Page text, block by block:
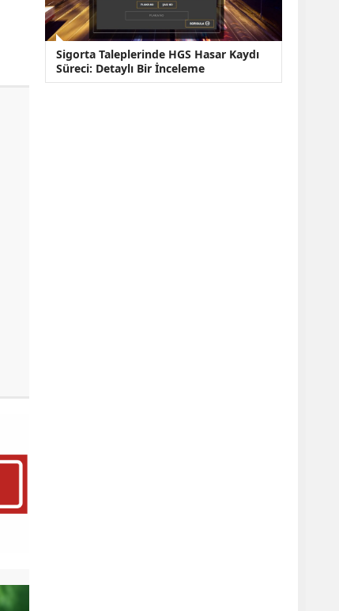
Sigorta Taleplerinde HGS Hasar Kaydı
Süreci: Detaylı Bir İnceleme